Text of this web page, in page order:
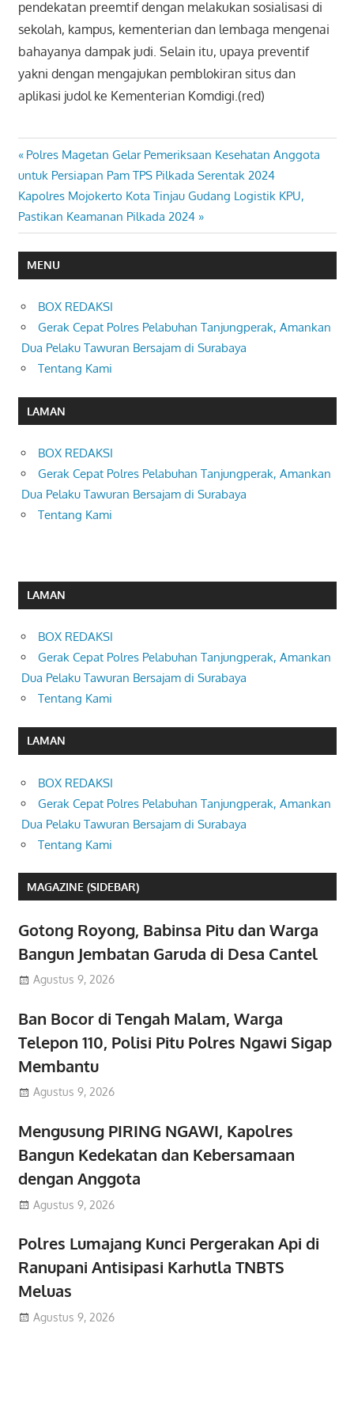
pendekatan preemtif dengan melakukan sosialisasi di
sekolah, kampus, kementerian dan lembaga mengenai
bahayanya dampak judi. Selain itu, upaya preventif
yakni dengan mengajukan pemblokiran situs dan
aplikasi judol ke Kementerian Komdigi.(red)
Navigasi
pos
Previous
Post:
Polres Magetan Gelar Pemeriksaan Kesehatan Anggota
untuk Persiapan Pam TPS Pilkada Serentak 2024
Next
Post:
Kapolres Mojokerto Kota Tinjau Gudang Logistik KPU,
Pastikan Keamanan Pilkada 2024
MENU
BOX REDAKSI
Gerak Cepat Polres Pelabuhan Tanjungperak, Amankan
Dua Pelaku Tawuran Bersajam di Surabaya
Tentang Kami
LAMAN
BOX REDAKSI
Gerak Cepat Polres Pelabuhan Tanjungperak, Amankan
Dua Pelaku Tawuran Bersajam di Surabaya
Tentang Kami
LAMAN
BOX REDAKSI
Gerak Cepat Polres Pelabuhan Tanjungperak, Amankan
Dua Pelaku Tawuran Bersajam di Surabaya
Tentang Kami
LAMAN
BOX REDAKSI
Gerak Cepat Polres Pelabuhan Tanjungperak, Amankan
Dua Pelaku Tawuran Bersajam di Surabaya
Tentang Kami
MAGAZINE (SIDEBAR)
Gotong Royong, Babinsa Pitu dan Warga
Bangun Jembatan Garuda di Desa Cantel
Agustus 9, 2026
Ban Bocor di Tengah Malam, Warga
Telepon 110, Polisi Pitu Polres Ngawi Sigap
Membantu
Agustus 9, 2026
Mengusung PIRING NGAWI, Kapolres
Bangun Kedekatan dan Kebersamaan
dengan Anggota
Agustus 9, 2026
Polres Lumajang Kunci Pergerakan Api di
Ranupani Antisipasi Karhutla TNBTS
Meluas
Agustus 9, 2026